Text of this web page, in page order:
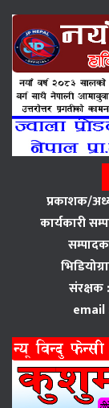
प्रकाशक/
कार्यकारी
संरक्षक :
email